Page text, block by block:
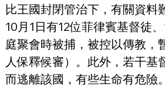
比王國封閉管治下，有關資料
10月1日有12位菲律賓基督徒
庭聚會時被捕，被控以傳教，
人保釋候審）。此外，若干基
而逃離該國，有些生命有危險